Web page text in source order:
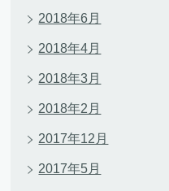
2018年6月
2018年4月
2018年3月
2018年2月
2017年12月
2017年5月